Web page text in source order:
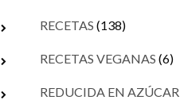
RECETAS (138)
RECETAS VEGANAS (6)
REDUCIDA EN AZÚCAR